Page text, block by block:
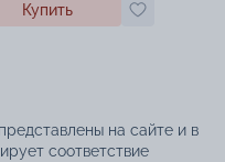
Купить
на сайте и в
соответствие